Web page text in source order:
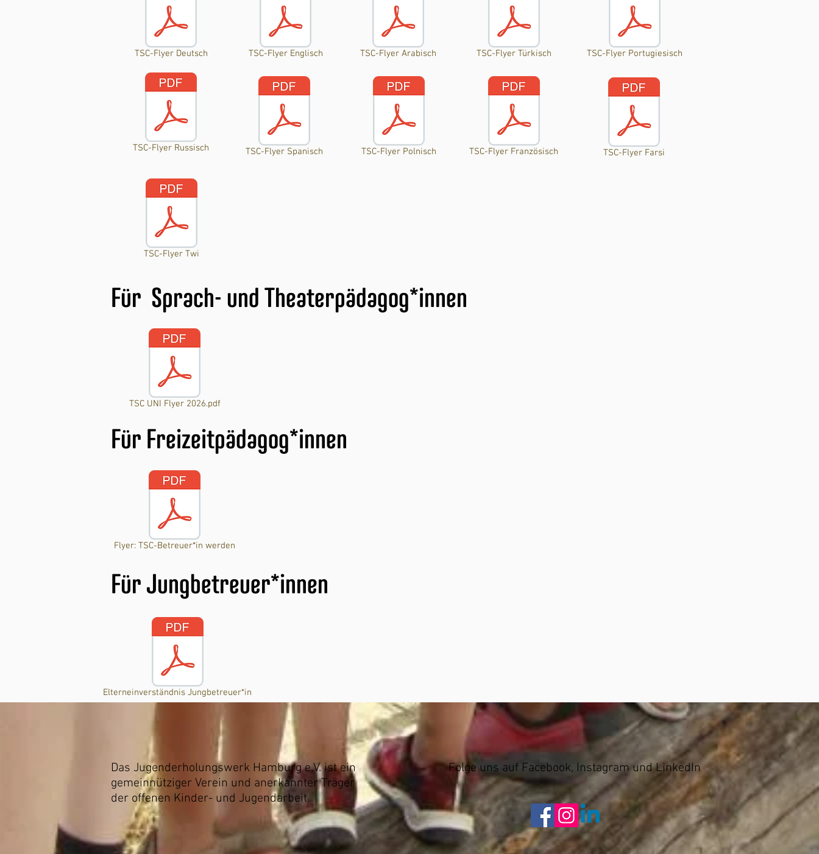
TSC-Flyer Deutsch
TSC-Flyer Russisch
TSC-Flyer Englisch
TSC-Flyer Spanisch
TSC-Flyer Arabisch
TSC-Flyer Polnisch
TSC-Flyer Türkisch TSC-Flyer Portugiesisch
TSC-Flyer Französisch TSC-Flyer Farsi
TSC-Flyer Twi
Für Sprach- und Theaterpädagog*innen
TSC UNI Flyer 2026.pdf
Für Freizeitpädagog*innen
Flyer: TSC-Betreuer*in werden
Für Jungbetreuer*innen
Elterneinverständnis Jungbetreuer*in
Das Jugenderholungswerk Hamburg e.V. ist ein
gemeinnütziger Verein und anerkannter Träger
der offenen Kinder- und Jugendarbeit
Folge uns auf Facebook, Instagram und LinkedIn